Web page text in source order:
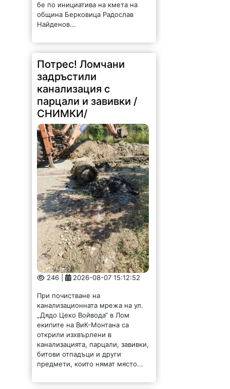
бе по инициатива на кмета на
община Берковица Радослав
Найденов...
Потрес! Ломчани
задръстили
канализация с
парцали и завивки /
СНИМКИ/
246 | 2026-08-07 15:12:52
При почистване на
канализационната мрежа на ул.
„Дядо Цеко Войвода“ в Лом
екипите на ВиК-Монтана са
открили изхвърлени в
канализацията, парцали, завивки,
битови отпадъци и други
предмети, които нямат място...